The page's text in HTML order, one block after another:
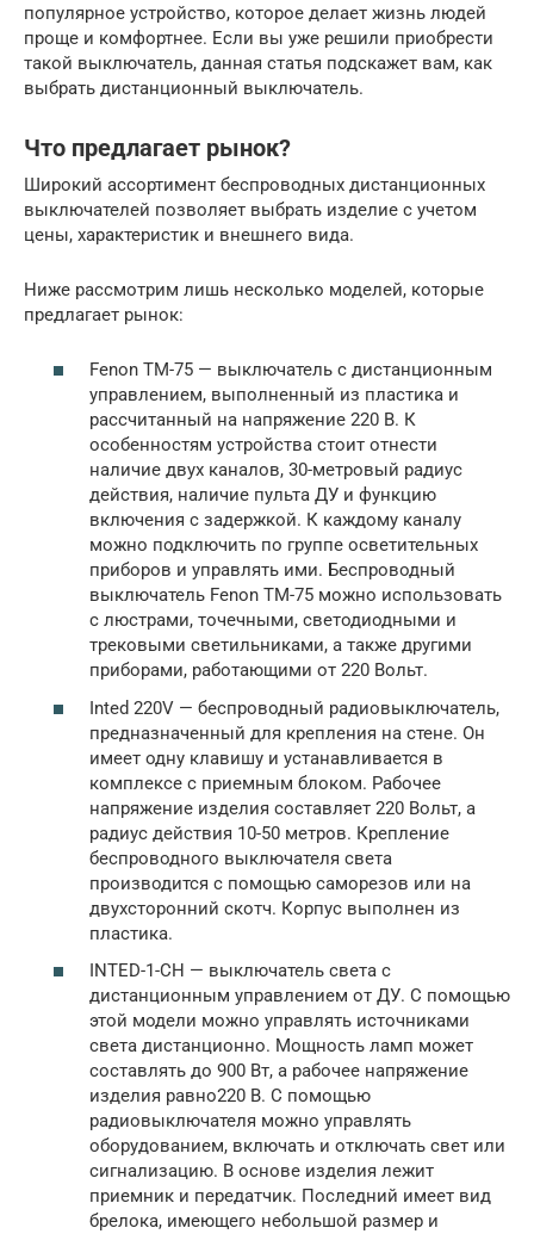
популярное устройство, которое делает жизнь людей
проще и комфортнее. Если вы уже решили приобрести
такой выключатель, данная статья подскажет вам, как
выбрать дистанционный выключатель.
Что предлагает рынок?
Широкий ассортимент беспроводных дистанционных
выключателей позволяет выбрать изделие с учетом
цены, характеристик и внешнего вида.
Ниже рассмотрим лишь несколько моделей, которые
предлагает рынок:
Fenon TM-75 — выключатель с дистанционным
управлением, выполненный из пластика и
рассчитанный на напряжение 220 В. К
особенностям устройства стоит отнести
наличие двух каналов, 30-метровый радиус
действия, наличие пульта ДУ и функцию
включения с задержкой. К каждому каналу
можно подключить по группе осветительных
приборов и управлять ими. Беспроводный
выключатель Fenon TM-75 можно использовать
с люстрами, точечными, светодиодными и
трековыми светильниками, а также другими
приборами, работающими от 220 Вольт.
Inted 220V — беспроводный радиовыключатель,
предназначенный для крепления на стене. Он
имеет одну клавишу и устанавливается в
комплексе с приемным блоком. Рабочее
напряжение изделия составляет 220 Вольт, а
радиус действия 10-50 метров. Крепление
беспроводного выключателя света
производится с помощью саморезов или на
двухсторонний скотч. Корпус выполнен из
пластика.
INTED-1-CH — выключатель света с
дистанционным управлением от ДУ. С помощью
этой модели можно управлять источниками
света дистанционно. Мощность ламп может
составлять до 900 Вт, а рабочее напряжение
изделия равно220 В. С помощью
радиовыключателя можно управлять
оборудованием, включать и отключать свет или
сигнализацию. В основе изделия лежит
приемник и передатчик. Последний имеет вид
брелока, имеющего небольшой размер и